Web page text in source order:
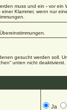
muss und ein -vor ein
einer Klammer, wenn nur
gesucht werden soll.
unten nicht deaktivierst.
Ja